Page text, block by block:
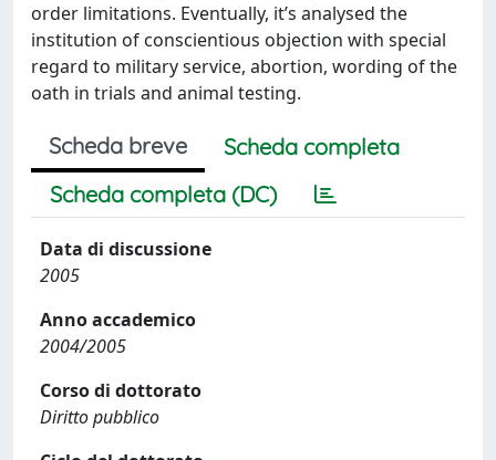
order limitations. Eventually, it’s analysed the
institution of conscientious objection with special
regard to military service, abortion, wording of the
oath in trials and animal testing.
Scheda breve
Scheda completa
Scheda completa (DC)
Data di discussione
2005
Anno accademico
2004/2005
Corso di dottorato
Diritto pubblico